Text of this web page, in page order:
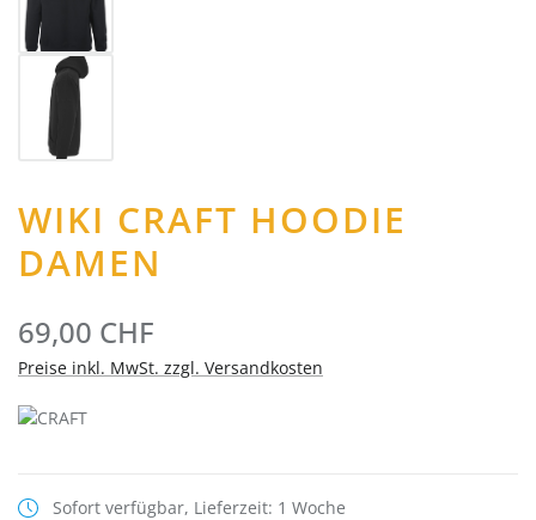
WIKI CRAFT HOODIE
DAMEN
69,00 CHF
Preise inkl. MwSt. zzgl. Versandkosten
Sofort verfügbar, Lieferzeit: 1 Woche